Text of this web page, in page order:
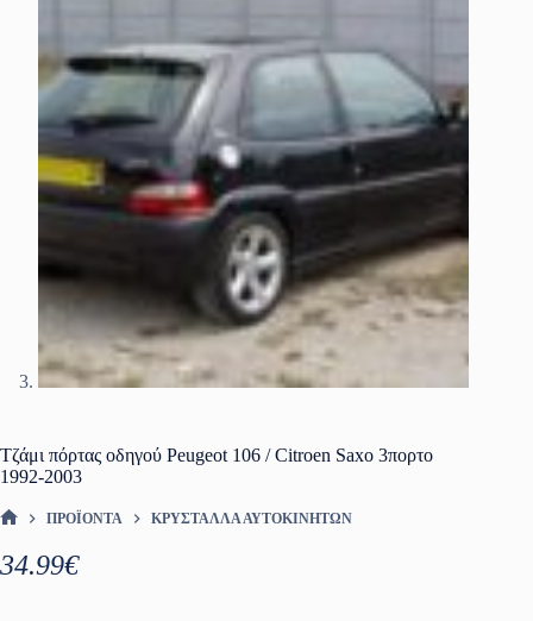
Τζάμι πόρτας οδηγού Peugeot 106 / Citroen Saxo 3πορτο
1992-2003
ΠΡΟΪΌΝΤΑ ΚΡΎΣΤΑΛΛΑ ΑΥΤΟΚΙΝΉΤΩΝ
34.99€